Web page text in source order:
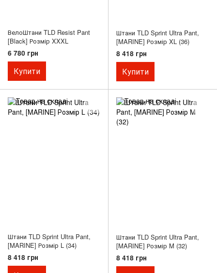
ВелоШтани TLD Resist Pant
[Black] Розмір XXXL
6 780 грн
Купити
Штани TLD Sprint Ultra Pant,
[MARINE] Розмір XL (36)
8 418 грн
Купити
Штани TLD Sprint Ultra Pant,
[MARINE] Розмір L (34)
8 418 грн
Штани TLD Sprint Ultra Pant,
[MARINE] Розмір M (32)
8 418 грн